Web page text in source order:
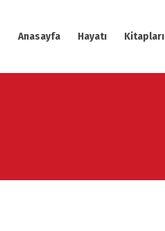
Anasayfa Hayatı Kitapları